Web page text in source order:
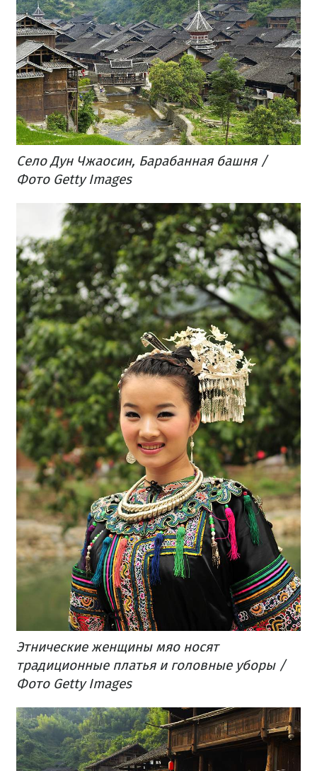
Село Дун Чжаосин, Барабанная башня /
Фото Getty Images
Этнические женщины мяo носят
традиционные платья и головные уборы /
Фото Getty Images